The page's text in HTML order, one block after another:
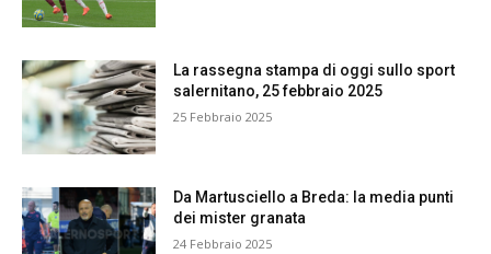
La rassegna stampa di oggi sullo sport
salernitano, 25 febbraio 2025
25 Febbraio 2025
Da Martusciello a Breda: la media punti
dei mister granata
24 Febbraio 2025